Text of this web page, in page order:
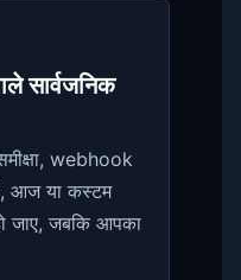
सार्वजनिक
webhook
आज या कस्टम
जाए, जबकि आपका